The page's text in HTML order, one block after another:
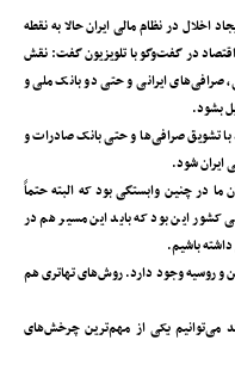
اخلال در نظام مالی ایران حالا به نقطه
در گفت‌وگو با تلویزیون گفت: نقش
ایرانی و حتی دو بانک ملی و
بشود.
با تشویق صرافی‌ها و حتی بانک صادرات و
ایران شود.
در چنین وابستگی بود که البته حتماً
کشور این بود که باید این مسیر هم در
باشیم.
و روسیه وجود دارد. روش‌های تهاتری هم
می‌توانیم یکی از مهم‌ترین چرخش‌های